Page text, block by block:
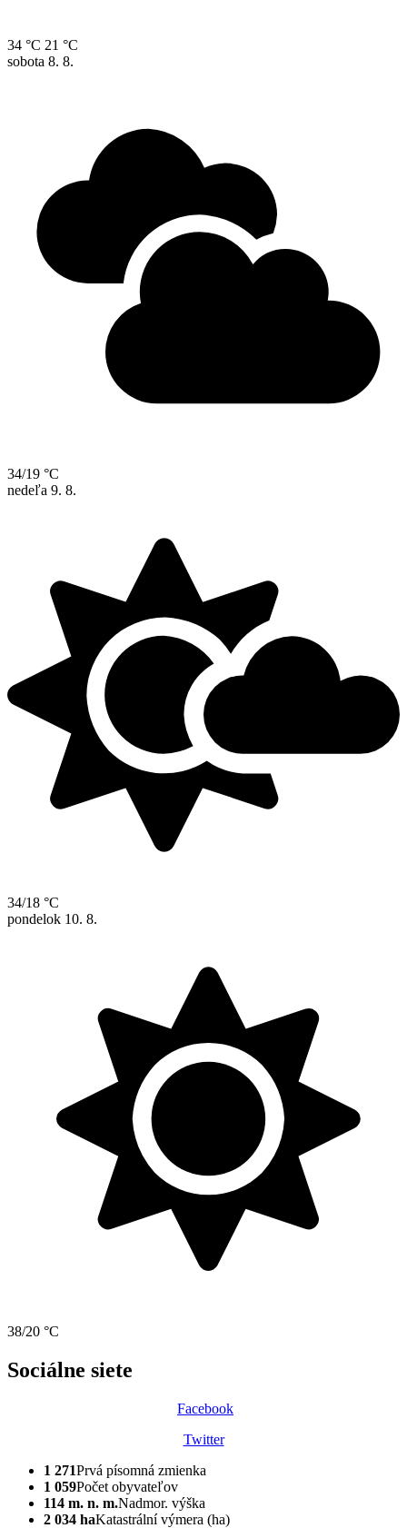
34 °C 21 °C
sobota 8. 8.
34/19 °C
nedeľa 9. 8.
34/18 °C
pondelok 10. 8.
38/20 °C
Sociálne siete
Facebook
Twitter
1 271Prvá písomná zmienka
1 059Počet obyvateľov
114 m. n. m.Nadmor. výška
2 034 haKatastrální výmera (ha)